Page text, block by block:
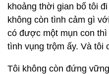
khoảng thời gian bố tôi
không còn tình cảm gì
có được một mụn con
tình vụng trộm ấy. Và tôi
Tôi không còn đứng